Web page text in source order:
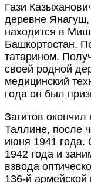
Гази
деревне
находится в
Башкортостан.
татарином.
своей родной
медицинский
года он был
Загитов
Таллине, после
июня 1941
1942 года и
взвода
136-й